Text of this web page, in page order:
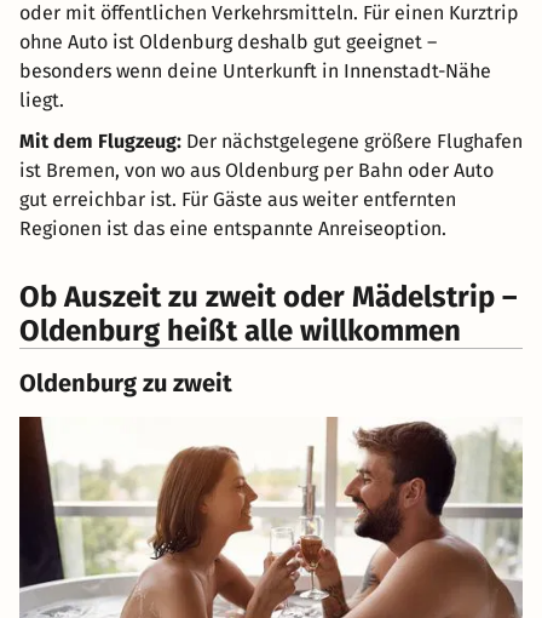
oder mit öffentlichen Verkehrsmitteln. Für einen Kurztrip
ohne Auto ist Oldenburg deshalb gut geeignet –
besonders wenn deine Unterkunft in Innenstadt-Nähe
liegt.
Mit dem Flugzeug: Der nächstgelegene größere Flughafen
ist Bremen, von wo aus Oldenburg per Bahn oder Auto
gut erreichbar ist. Für Gäste aus weiter entfernten
Regionen ist das eine entspannte Anreiseoption.
Ob Auszeit zu zweit oder Mädelstrip –
Oldenburg heißt alle willkommen
Oldenburg zu zweit